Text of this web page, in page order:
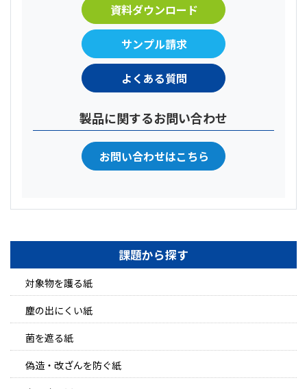
資料ダウンロード
サンプル請求
よくある質問
製品に関するお問い合わせ
お問い合わせはこちら
課題から探す
対象物を護る紙
塵の出にくい紙
菌を遮る紙
偽造・改ざんを防ぐ紙